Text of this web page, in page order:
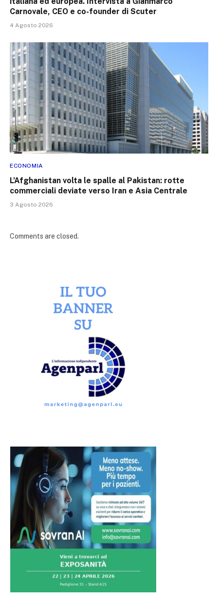
Carnovale, CEO e co-founder di Scuter
4 Agosto 2026
ECONOMIA
L’Afghanistan volta le spalle al Pakistan: rotte
commerciali deviate verso Iran e Asia Centrale
3 Agosto 2026
Comments are closed.